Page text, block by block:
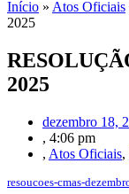
Início » Atos Oficiais
2025
2025
dezembro 18,
, 4:06 pm
, Atos Oficiais,
resoucoes-cmas-